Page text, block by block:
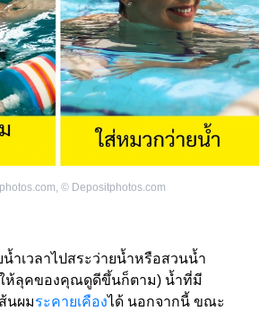
, © Depositphotos.com
ำเวลาไปสระว่ายน้ำหรือสวนน้ำ
ห้ลุคของคุณดูดีขึ้นก็ตาม) น้ำที่มี
นผมระคายเคืองได้ นอกจากนี้ ขณะ